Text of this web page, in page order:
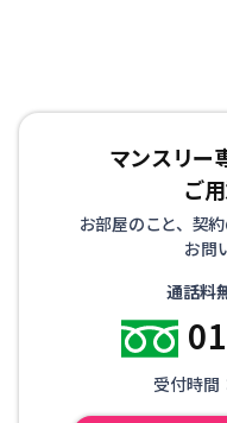
マンスリー
ご
お部屋のこと、契
お問
通話料
受付時